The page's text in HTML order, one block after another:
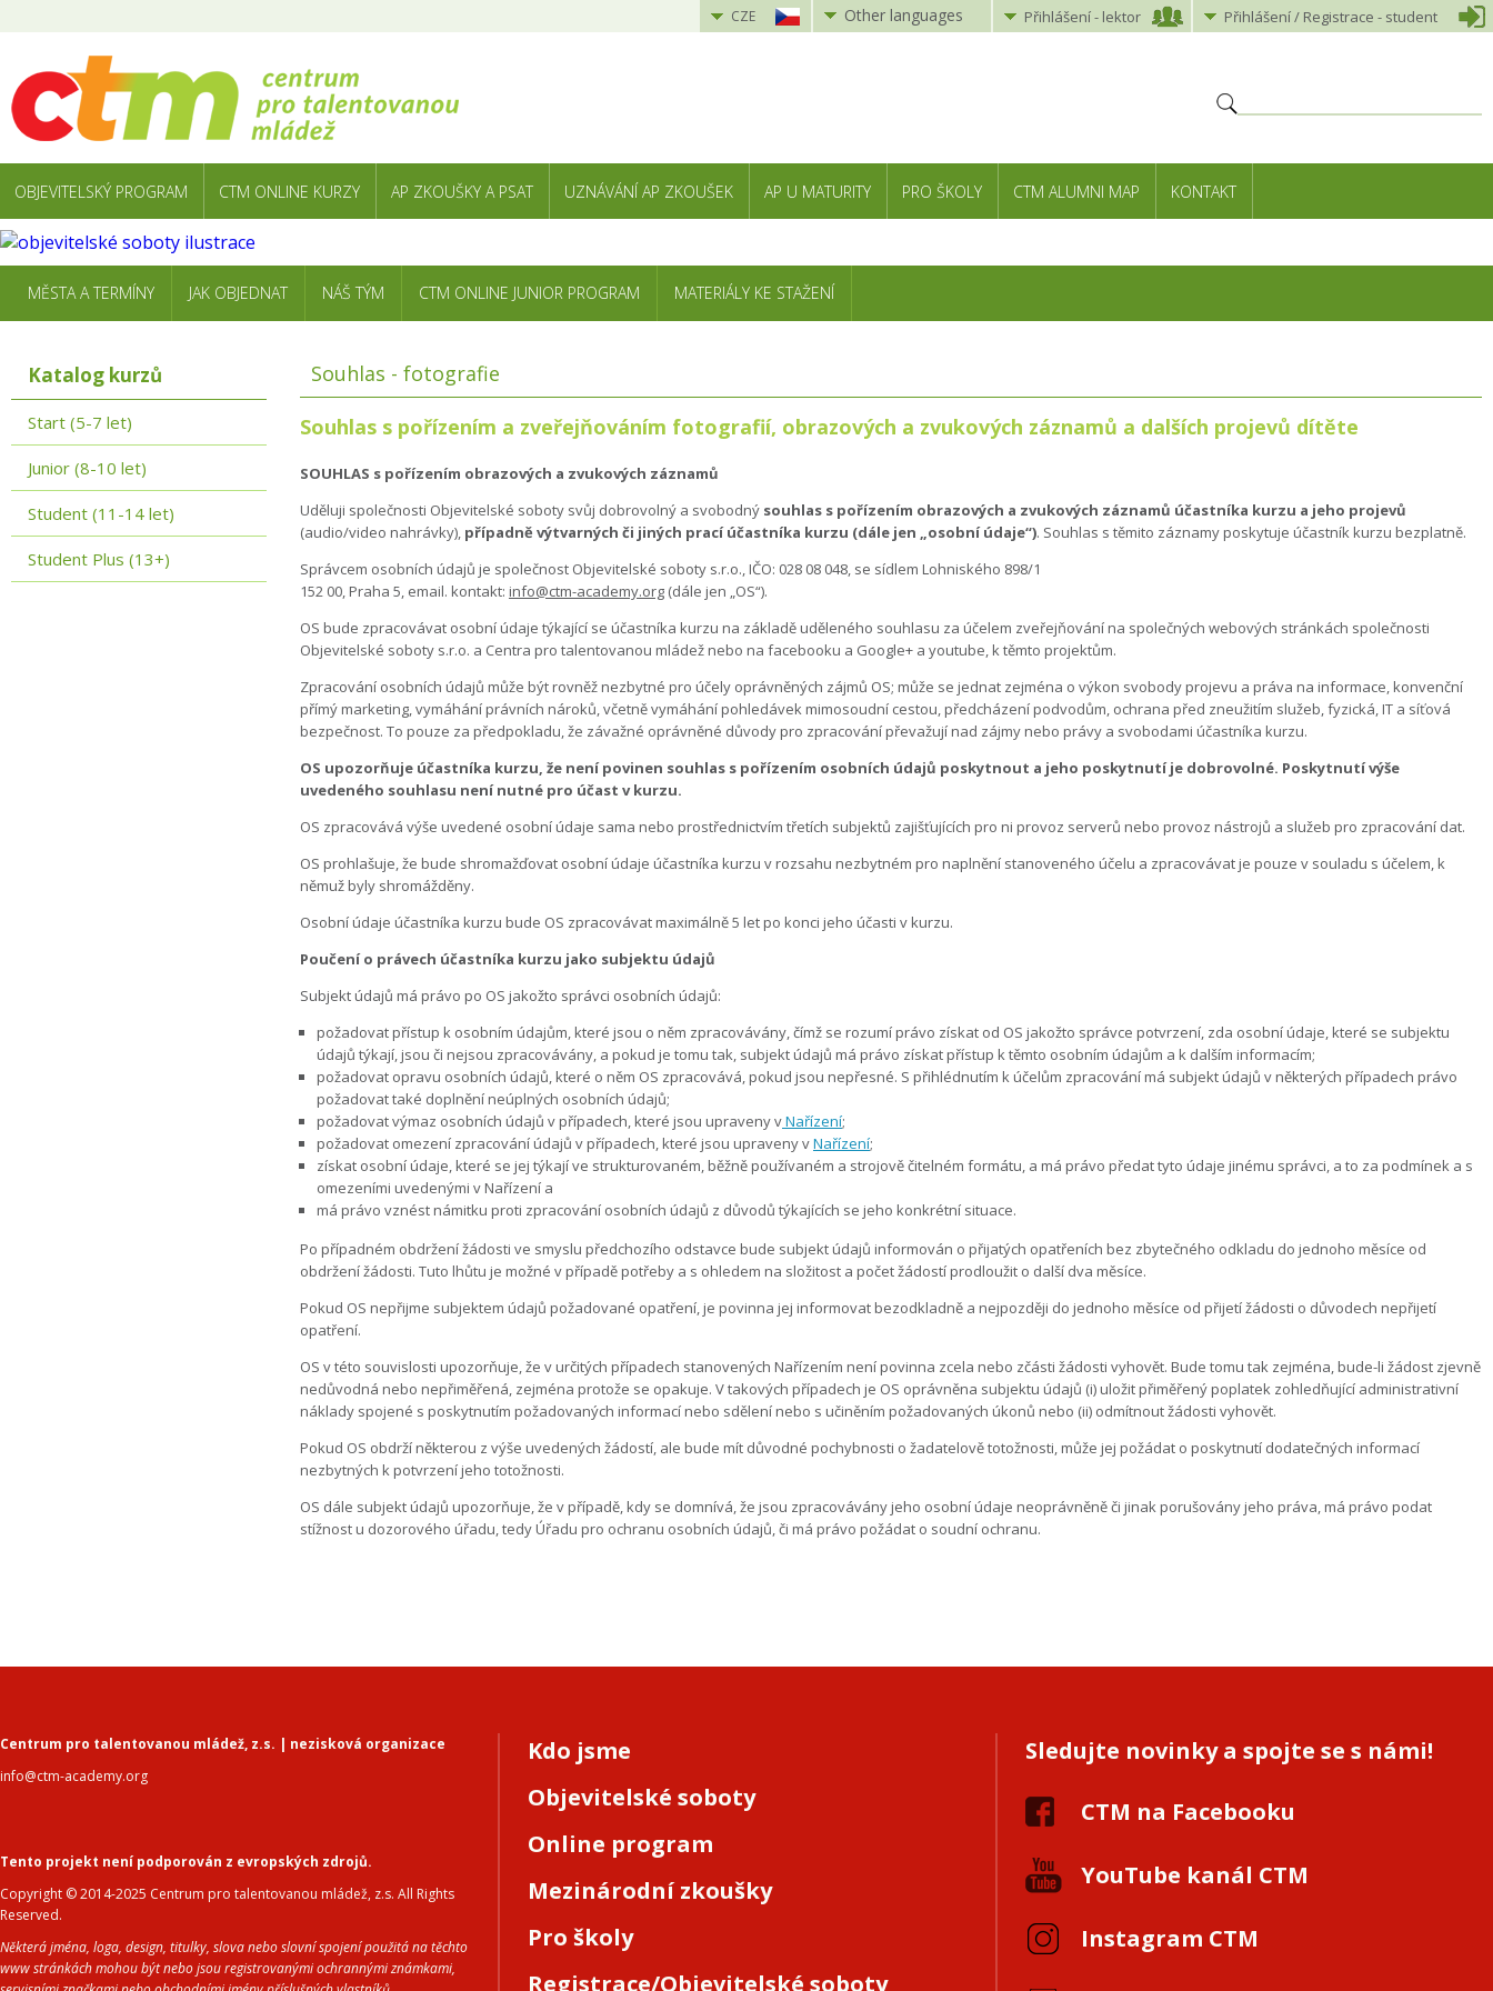
CZE Other languages Přihlášení- lektor Přihlášení/ Registrace - student
OBJEVITELSKÝ PROGRAM CTM ONLINE KURZY AP ZKOUŠKY A PSAT UZNÁVÁNÍ AP ZKOUŠEK AP U MATURITY PRO ŠKOLY CTM ALUMNI MAP KONTAKT
MĚSTA A TERMÍNY JAK OBJEDNAT NÁŠ TÝM CTM ONLINE JUNIOR PROGRAM MATERIÁLY KE STAŽENÍ
Katalog kurzů
Start (5-7 let)
Junior (8-10 let)
Student (11-14 let)
Student Plus (13+)
Souhlas - fotografie
Souhlas s pořízením a zveřejňováním fotografií, obrazových a zvukových záznamů a dalších projevů dítěte
SOUHLAS s pořízením obrazových a zvukových záznamů
Uděluji společnosti Objevitelské soboty svůj dobrovolný a svobodný souhlas s pořízením obrazových a zvukových záznamů účastníka kurzu a jeho projevů
(audio/video nahrávky), případně výtvarných či jiných prací účastníka kurzu (dále jen „osobní údaje“). Souhlas s těmito záznamy poskytuje účastník kurzu bezplatně.
Správcem osobních údajů je společnost Objevitelské soboty s.r.o., IČO: 028 08 048, se sídlem Lohniského 898/1
152 00, Praha 5, email. kontakt: info@ctm-academy.org (dále jen „OS“).
OS bude zpracovávat osobní údaje týkající se účastníka kurzu na základě uděleného souhlasu za účelem zveřejňování na společných webových stránkách společnosti
Objevitelské soboty s.r.o. a Centra pro talentovanou mládež nebo na facebooku a Google+ a youtube, k těmto projektům.
Zpracování osobních údajů může být rovněž nezbytné pro účely oprávněných zájmů OS; může se jednat zejména o výkon svobody projevu a práva na informace, konvenční
přímý marketing, vymáhání právních nároků, včetně vymáhání pohledávek mimosoudní cestou, předcházení podvodům, ochrana před zneužitím služeb, fyzická, IT a síťová
bezpečnost. To pouze za předpokladu, že závažné oprávněné důvody pro zpracování převažují nad zájmy nebo právy a svobodami účastníka kurzu.
OS upozorňuje účastníka kurzu, že není povinen souhlas s pořízením osobních údajů poskytnout a jeho poskytnutí je dobrovolné. Poskytnutí výše
uvedeného souhlasu není nutné pro účast v kurzu.
OS zpracovává výše uvedené osobní údaje sama nebo prostřednictvím třetích subjektů zajišťujících pro ni provoz serverů nebo provoz nástrojů a služeb pro zpracování dat.
OS prohlašuje, že bude shromažďovat osobní údaje účastníka kurzu v rozsahu nezbytném pro naplnění stanoveného účelu a zpracovávat je pouze v souladu s účelem, k
němuž byly shromážděny.
Osobní údaje účastníka kurzu bude OS zpracovávat maximálně 5 let po konci jeho účasti v kurzu.
Poučení o právech účastníka kurzu jako subjektu údajů
Subjekt údajů má právo po OS jakožto správci osobních údajů:
požadovat přístup k osobním údajům, které jsou o něm zpracovávány, čímž se rozumí právo získat od OS jakožto správce potvrzení, zda osobní údaje, které se subjektu
údajů týkají, jsou či nejsou zpracovávány, a pokud je tomu tak, subjekt údajů má právo získat přístup k těmto osobním údajům a k dalším informacím;
požadovat opravu osobních údajů, které o něm OS zpracovává, pokud jsou nepřesné. S přihlédnutím k účelům zpracování má subjekt údajů v některých případech právo
požadovat také doplnění neúplných osobních údajů;
požadovat výmaz osobních údajů v případech, které jsou upraveny vNařízení;
požadovat omezení zpracování údajů v případech, které jsou upraveny vNařízení;
získat osobní údaje, které se jej týkají ve strukturovaném, běžně používaném a strojově čitelném formátu, a má právo předat tyto údaje jinému správci, a to za podmínek a s
omezeními uvedenými v Nařízení a
má právo vznést námitku proti zpracování osobních údajů z důvodů týkajících se jeho konkrétní situace.
Po případném obdržení žádosti ve smyslu předchozího odstavce bude subjekt údajů informován o přijatých opatřeních bez zbytečného odkladu do jednoho měsíce od
obdržení žádosti. Tuto lhůtu je možné v případě potřeby a s ohledem na složitost a počet žádostí prodloužit o další dva měsíce.
Pokud OS nepřijme subjektem údajů požadované opatření, je povinna jej informovat bezodkladně a nejpozději do jednoho měsíce od přijetí žádosti o důvodech nepřijetí
opatření.
OS v této souvislosti upozorňuje, že v určitých případech stanovených Nařízením není povinna zcela nebo zčásti žádosti vyhovět. Bude tomu tak zejména, bude-li žádost zjevně
nedůvodná nebo nepřiměřená, zejména protože se opakuje. V takových případech je OS oprávněna subjektu údajů (i) uložit přiměřený poplatek zohledňující administrativní
náklady spojené s poskytnutím požadovaných informací nebo sdělení nebo s učiněním požadovaných úkonů nebo (ii) odmítnout žádosti vyhovět.
Pokud OS obdrží některou z výše uvedených žádostí, ale bude mít důvodné pochybnosti o žadatelově totožnosti, může jej požádat o poskytnutí dodatečných informací
nezbytných k potvrzení jeho totožnosti.
OS dále subjekt údajů upozorňuje, že v případě, kdy se domnívá, že jsou zpracovávány jeho osobní údaje neoprávněně či jinak porušovány jeho práva, má právo podat
stížnost u dozorového úřadu, tedy Úřadu pro ochranu osobních údajů, či má právo požádat o soudní ochranu.
Centrum pro talentovanou mládež, z.s. | nezisková organizace
info@ctm-academy.org
Tento projekt není podporován z evropských zdrojů.
Copyright © 2014-2025 Centrum pro talentovanou mládež, z.s. All Rights
Reserved.
Některá jména, loga, design, titulky, slova nebo slovní spojení použitá na těchto
www stránkách mohou být nebo jsou registrovanými ochrannými známkami,
Kdo jsme
Objevitelské soboty
Online program
Mezinárodní zkoušky
Pro školy
Registrace/Objevitelské soboty
Sledujte novinky a spojte se s námi!
CTM na Facebooku
YouTube kanál CTM
Instagram CTM